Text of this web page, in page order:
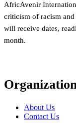
AfricAvenir
criticism of racism
will receive dates,
month.
Organization
About Us
Contact Us